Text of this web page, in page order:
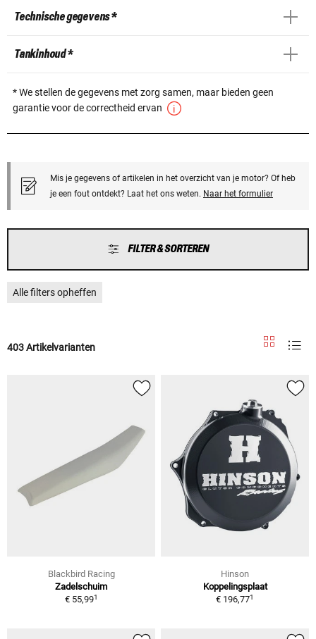
Technische gegevens *
Tankinhoud *
* We stellen de gegevens met zorg samen, maar bieden geen
garantie voor de correctheid ervan
Mis je gegevens of artikelen in het overzicht van je motor? Of heb
je een fout ontdekt? Laat het ons weten. Naar het formulier
FILTER & SORTEREN
Alle filters opheffen
403 Artikelvarianten
Blackbird Racing
Zadelschuim
€ 55,991
Hinson
Koppelingsplaat
€ 196,771